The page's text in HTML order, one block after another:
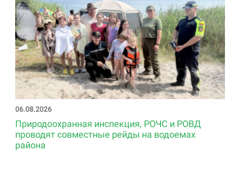
06.08.2026
Природоохранная инспекция, РОЧС и РОВД
проводят совместные рейды на водоемах
района